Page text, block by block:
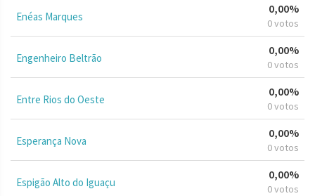
Enéas Marques
0,00%
0 votos
Engenheiro Beltrão
0,00%
0 votos
Entre Rios do Oeste
0,00%
0 votos
Esperança Nova
0,00%
0 votos
Espigão Alto do Iguaçu
0,00%
0 votos